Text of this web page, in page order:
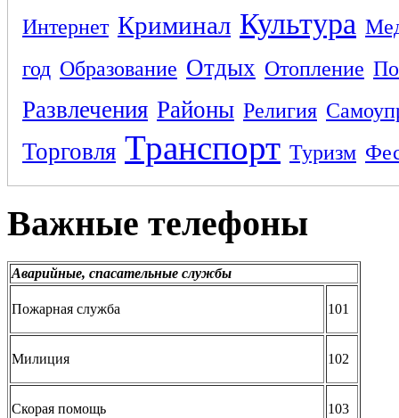
Интернет Криминал Культура
год Образование Отдых Отопление
Развлечения Районы Религия
Торговля Транспорт Туризм
Важные телефоны
Аварийные, спасательные службы
Пожарная служба 101
Милиция 102
Скорая помощь 103